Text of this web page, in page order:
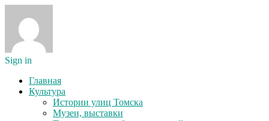
Sign in
Главная
Культура
Истории улиц Томска
Музеи, выставки